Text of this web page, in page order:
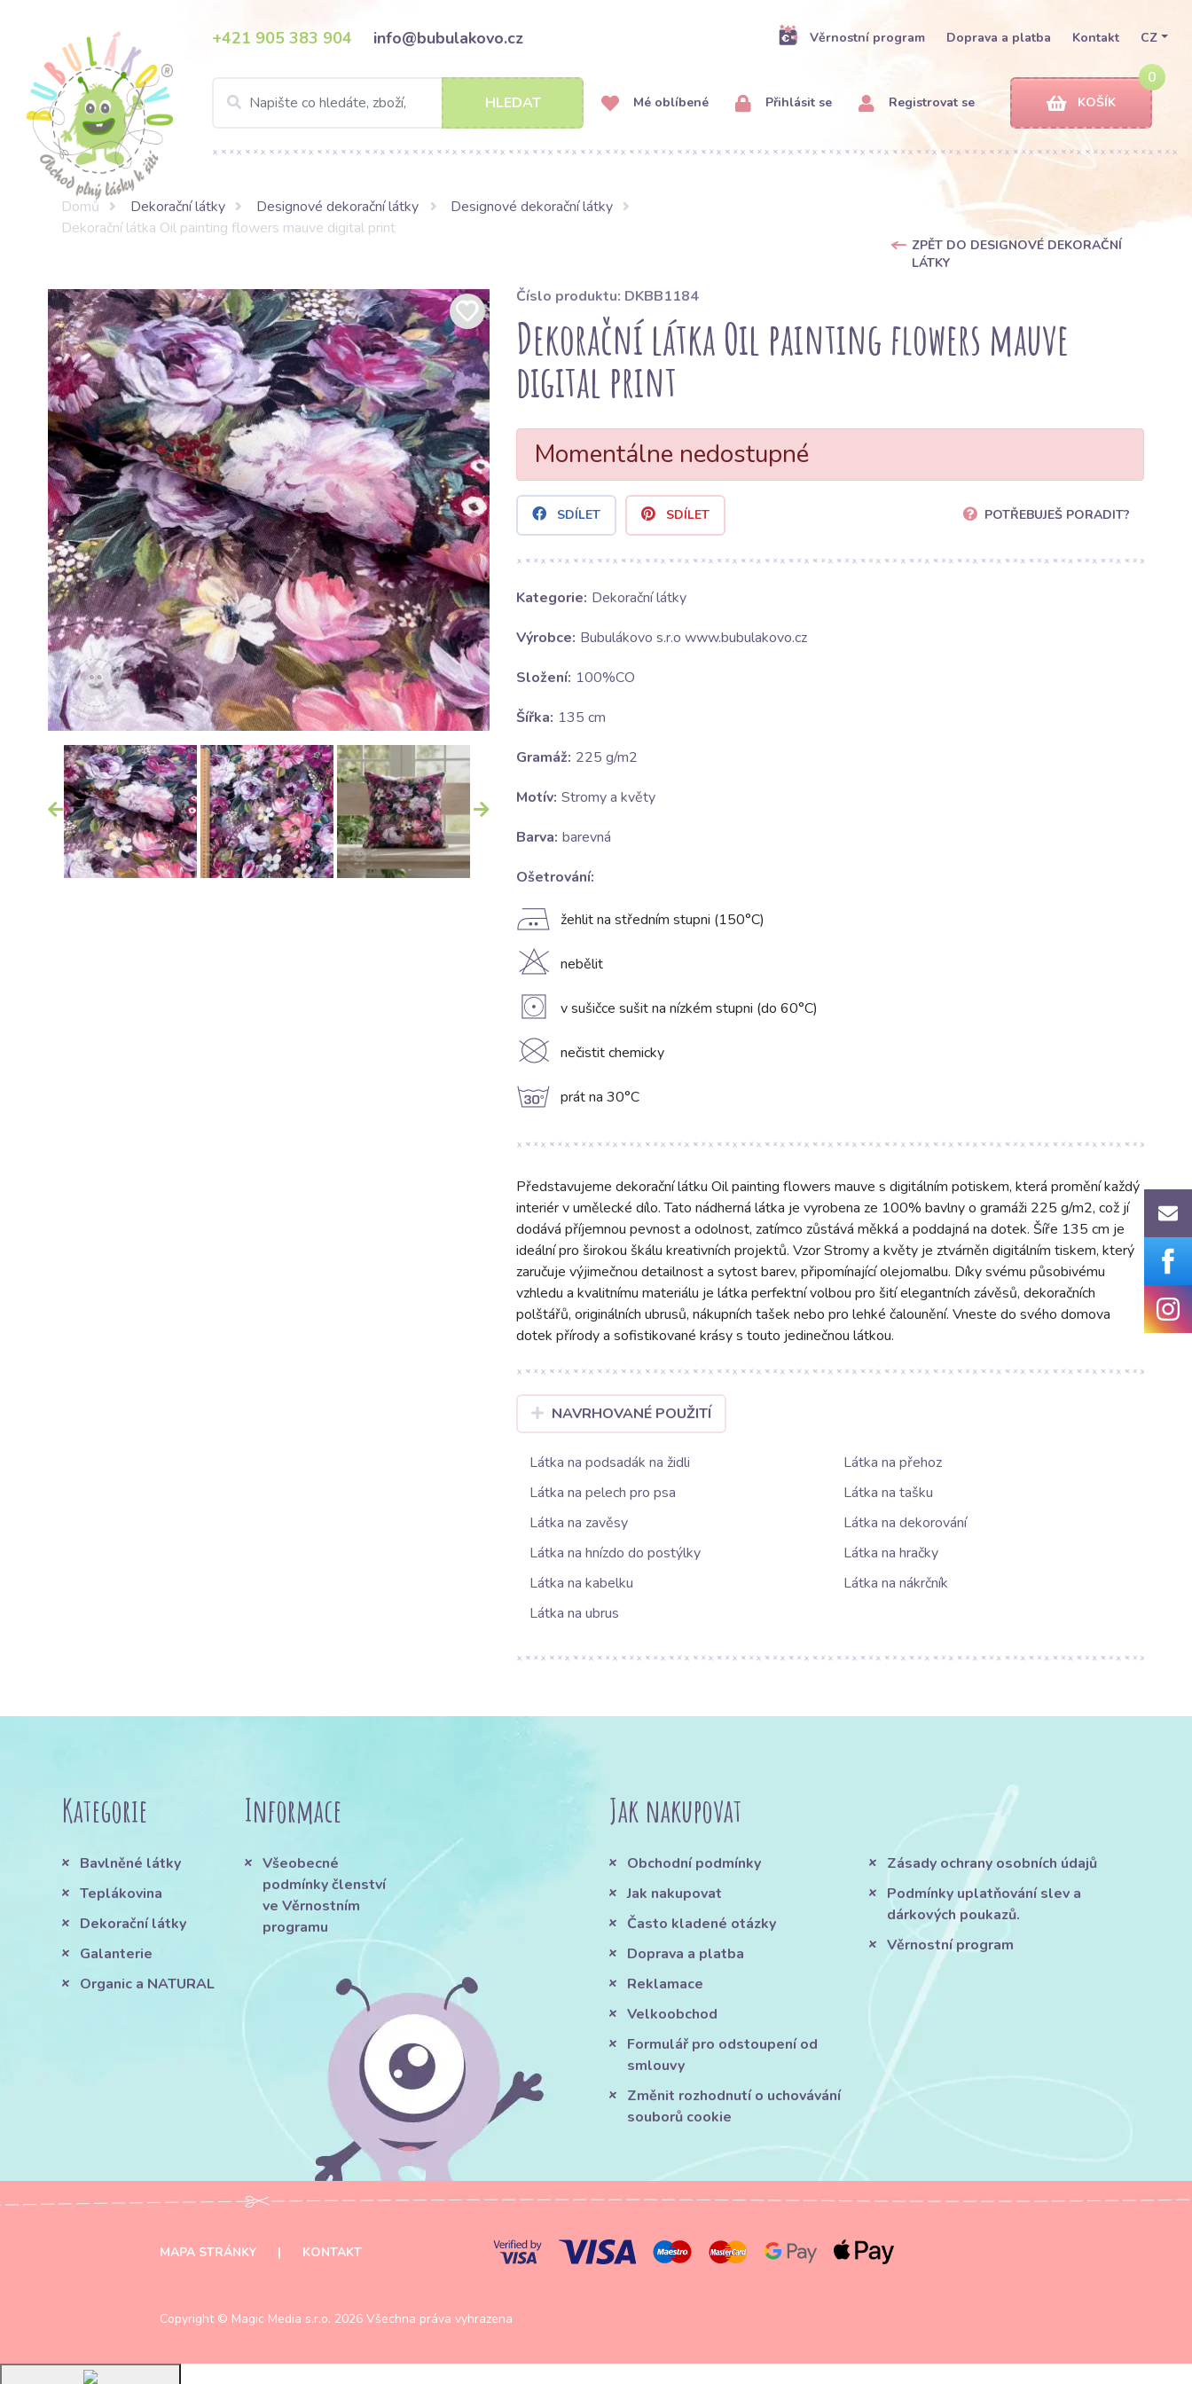
+421 905 383 904 info@bubulakovo.cz Věrnostní program Doprava a platba Kontakt CZ
HLEDAT Mé oblíbené Přihlásit se Registrovat se
0
KOŠÍK
Domů Dekorační látky Designové dekorační látky
Designové dekorační látky
Dekorační látka Oil painting flowers mauve digital print
ZPĚT DO DESIGNOVÉ DEKORAČNÍ
LÁTKY
Číslo produktu: DKBB1184
Dekorační látka Oil painting flowers mauve
digital print
Momentálne nedostupné
SDÍLET SDÍLET POTŘEBUJEŠ PORADIT?
Kategorie: Dekorační látky
Výrobce: Bubulákovo s.r.o www.bubulakovo.cz
Složení: 100%CO
Šířka: 135 cm
Gramáž: 225 g/m2
Motív: Stromy a květy
Barva: barevná
Ošetrování:
E žehlit na středním stupni (150°C)
H nebělit
V v sušičce sušit na nízkém stupni (do 60°C)
K nečistit chemicky
g prát na 30°C
Představujeme dekorační látku Oil painting flowers mauve s digitálním potiskem, která promění každý
interiér v umělecké dílo. Tato nádherná látka je vyrobena ze 100% bavlny o gramáži 225 g/m2, což jí
dodává příjemnou pevnost a odolnost, zatímco zůstává měkká a poddajná na dotek. Šíře 135 cm je
ideální pro širokou škálu kreativních projektů. Vzor Stromy a květy je ztvárněn digitálním tiskem, který
zaručuje výjimečnou detailnost a sytost barev, připomínající olejomalbu. Díky svému působivému
vzhledu a kvalitnímu materiálu je látka perfektní volbou pro šití elegantních závěsů, dekoračních
polštářů, originálních ubrusů, nákupních tašek nebo pro lehké čalounění. Vneste do svého domova
dotek přírody a sofistikované krásy s touto jedinečnou látkou.
NAVRHOVANÉ POUŽITÍ
Látka na podsadák na židli
Látka na přehoz
Látka na pelech pro psa
Látka na tašku
Látka na zavěsy
Látka na dekorování
Látka na hnízdo do postýlky
Látka na hračky
Látka na kabelku
Látka na nákrčník
Látka na ubrus
Kategorie
Bavlněné látky
Teplákovina
Dekorační látky
Galanterie
Organic a NATURAL
Informace
Všeobecné
podmínky členství
ve Věrnostním
programu
Jak nakupovat
Obchodní podmínky
Jak nakupovat
Často kladené otázky
Doprava a platba
Reklamace
Velkoobchod
Formulář pro odstoupení od
smlouvy
Změnit rozhodnutí o uchovávání
souborů cookie
Zásady ochrany osobních údajů
Podmínky uplatňování slev a
dárkových poukazů.
Věrnostní program
MAPA STRÁNKY | KONTAKT
Copyright © Magic Media s.r.o. 2026 Všechna práva vyhrazena